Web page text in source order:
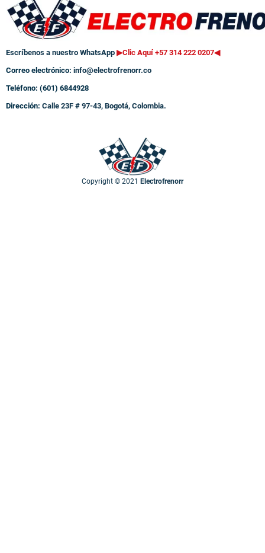
Escríbenos a nuestro WhatsApp ▶Clic Aquí +57 314 222 0207◀
Correo electrónico: info@electrofrenorr.co
Teléfono: (601) 6844928
Dirección: Calle 23F # 97-43, Bogotá, Colombia.
Copyright © 2021 Electrofrenorr